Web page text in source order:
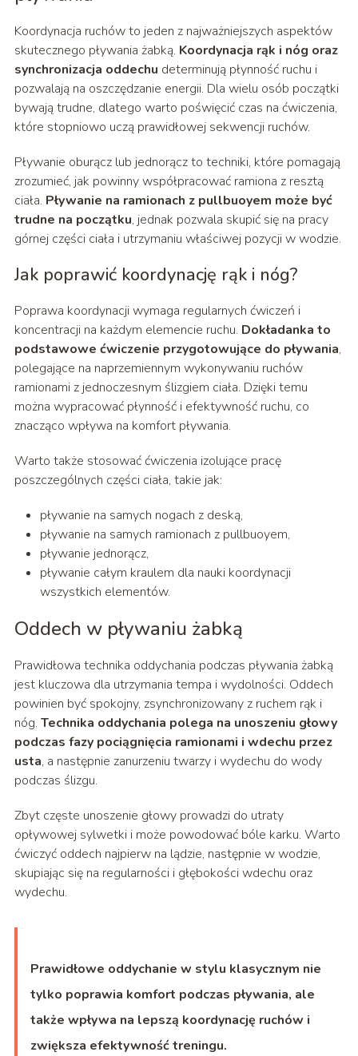
Koordynacja ruchów to jeden z najważniejszych aspektów
skutecznego pływania żabką. Koordynacja rąk i nóg oraz
synchronizacja oddechu determinują płynność ruchu i
pozwalają na oszczędzanie energii. Dla wielu osób początki
bywają trudne, dlatego warto poświęcić czas na ćwiczenia,
które stopniowo uczą prawidłowej sekwencji ruchów.
Pływanie oburącz lub jednorącz to techniki, które pomagają
zrozumieć, jak powinny współpracować ramiona z resztą
ciała. Pływanie na ramionach z pullbuoyem może być
trudne na początku, jednak pozwala skupić się na pracy
górnej części ciała i utrzymaniu właściwej pozycji w wodzie.
Jak poprawić koordynację rąk i nóg?
Poprawa koordynacji wymaga regularnych ćwiczeń i
koncentracji na każdym elemencie ruchu. Dokładanka to
podstawowe ćwiczenie przygotowujące do pływania,
polegające na naprzemiennym wykonywaniu ruchów
ramionami z jednoczesnym ślizgiem ciała. Dzięki temu
można wypracować płynność i efektywność ruchu, co
znacząco wpływa na komfort pływania.
Warto także stosować ćwiczenia izolujące pracę
poszczególnych części ciała, takie jak:
pływanie na samych nogach z deską,
pływanie na samych ramionach z pullbuoyem,
pływanie jednorącz,
pływanie całym kraulem dla nauki koordynacji
wszystkich elementów.
Oddech w pływaniu żabką
Prawidłowa technika oddychania podczas pływania żabką
jest kluczowa dla utrzymania tempa i wydolności. Oddech
powinien być spokojny, zsynchronizowany z ruchem rąk i
nóg. Technika oddychania polega na unoszeniu głowy
podczas fazy pociągnięcia ramionami i wdechu przez
usta, a następnie zanurzeniu twarzy i wydechu do wody
podczas ślizgu.
Zbyt częste unoszenie głowy prowadzi do utraty
opływowej sylwetki i może powodować bóle karku. Warto
ćwiczyć oddech najpierw na lądzie, następnie w wodzie,
skupiając się na regularności i głębokości wdechu oraz
wydechu.
Prawidłowe oddychanie w stylu klasycznym nie
tylko poprawia komfort podczas pływania, ale
także wpływa na lepszą koordynację ruchów i
zwiększa efektywność treningu.